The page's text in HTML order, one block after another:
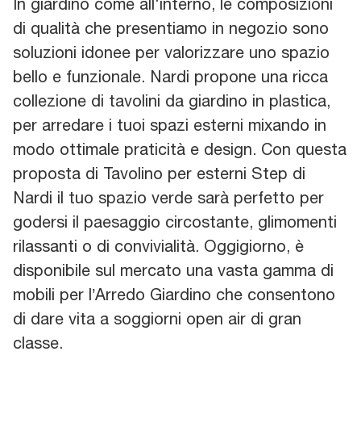
di qualità che presentiamo in negozio sono
soluzioni idonee per valorizzare uno spazio
bello e funzionale. Nardi propone una ricca
collezione di tavolini da giardino in plastica,
per arredare i tuoi spazi esterni mixando in
modo ottimale praticità e design. Con questa
proposta di Tavolino per esterni Step di
Nardi il tuo spazio verde sarà perfetto per
godersi il paesaggio circostante, glimomenti
rilassanti o di convivialità. Oggigiorno, è
disponibile sul mercato una vasta gamma di
mobili per l’Arredo Giardino che consentono
di dare vita a soggiorni open air di gran
classe.